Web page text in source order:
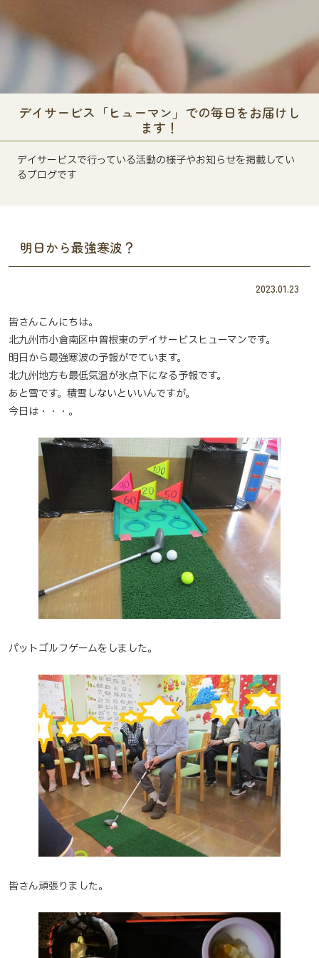
デイサービス「ヒューマン」での毎日をお届けし
ます！
デイサービスで行っている活動の様子やお知らせを掲載してい
るブログです
明日から最強寒波？
2023.01.23
皆さんこんにちは。
北九州市小倉南区中曽根東のデイサービスヒューマンです。
明日から最強寒波の予報がでています。
北九州地方も最低気温が氷点下になる予報です。
あと雪です。積雪しないといいんですが。
今日は・・・。
パットゴルフゲームをしました。
皆さん頑張りました。